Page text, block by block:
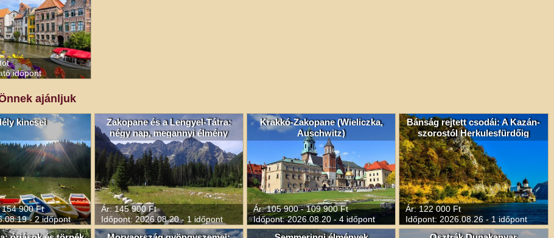
időpont
ajánljuk
kincsei
900 Ft
- 2 időpont
Zakopane és a Lengyel-Tátra:
négy nap, megannyi élmény
Ár: 145 900 Ft
Időpont: 2026.08.20 - 1 időpont
Krakkó-Zakopane (Wieliczka,
Auschwitz)
Ár: 105 900 - 109 900 Ft
Időpont: 2026.08.20 - 4 időpont
Bánság rejtett csodái: A Kazán-
szorostól Herkulesfürdőig
Ár: 122 000 Ft
Időpont: 2026.08.26 - 1 időpont